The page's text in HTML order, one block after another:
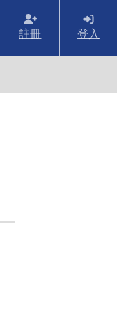
註冊 登入